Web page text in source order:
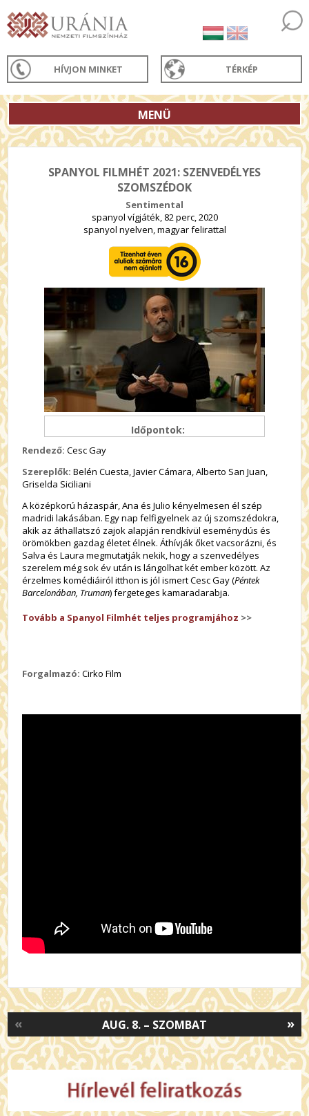
HÍVJON MINKET TÉRKÉP
MENÜ
SPANYOL FILMHÉT 2021: SZENVEDÉLYES
SZOMSZÉDOK
Sentimental
spanyol vígjáték, 82 perc, 2020
spanyol nyelven, magyar felirattal
Időpontok:
Rendező: Cesc Gay
Szereplők: Belén Cuesta, Javier Cámara, Alberto San Juan,
Griselda Siciliani
A középkorú házaspár, Ana és Julio kényelmesen él szép
madridi lakásában. Egy nap felfigyelnek az új szomszédokra,
akik az áthallatszó zajok alapján rendkívül eseménydús és
örömökben gazdag életet élnek. Áthívják őket vacsorázni, és
Salva és Laura megmutatják nekik, hogy a szenvedélyes
szerelem még sok év után is lángolhat két ember között. Az
érzelmes komédiáiról itthon is jól ismert Cesc Gay (Péntek
Barcelonában, Truman) fergeteges kamaradarabja.
Tovább a Spanyol Filmhét teljes programjához >>
Forgalmazó: Cirko Film
»
AUG. 8. – SZOMBAT
«